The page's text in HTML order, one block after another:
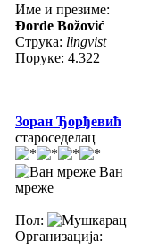
Име и презиме:
Đorđe Božović
Струка: lingvist
Поруке: 4.322
Зоран Ђорђевић
староседелац
Ван
мреже
Пол:
Организација: